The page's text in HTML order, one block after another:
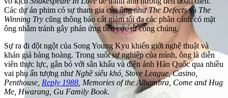
Các dự án phim có sự tham gia của ông như The Defectsvà The
Winning Try cũng thông báo cắt giảm tối đa các phân cảnh có mặt
ông nhằm tránh gây phản ứng tiêu cực từ công chúng.
Sự ra đi đột ngột của Song Young Kyu khiến giới nghệ thuật và
khán giả bàng hoàng. Trong suốt sự nghiệp của mình, ông là diễn
viên thực lực, gắn bó với sân khấu và điện ảnh Hàn Quốc qua nhiều
vai phụ ấn tượng như Nghề siêu khó, Stove League, Casino,
Penthouse, Reply 1988 , Memories of the Alhambra, Come and Hug
Me, Hwarang, Gu Family Book.